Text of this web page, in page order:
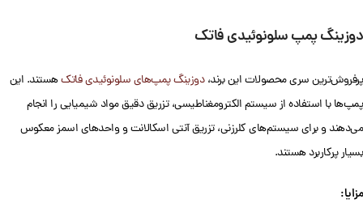
دوزینگ پمپ سلونوئیدی فاتک
پرفروش‌ترین سری محصولات این برند،دوزینگ پمپ‌های سلونوئیدی فاتکهستند. این
پمپ‌ها با استفاده از سیستم الکترومغناطیسی، تزریق دقیق مواد شیمیایی را انجام
می‌دهند و برای سیستم‌های کلرزنی، تزریق آنتی اسکالانت و واحدهای اسمز معکوس
بسیار پرکاربرد هستند.
مزایا: